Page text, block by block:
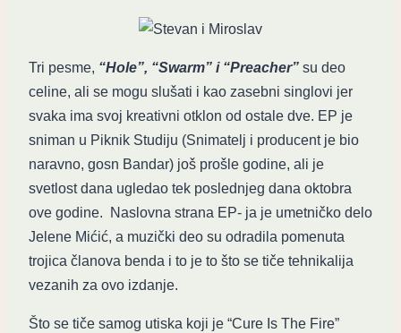
Tri pesme, “Hole”, “Swarm” i “Preacher” su deo
celine, ali se mogu slušati i kao zasebni singlovi jer
svaka ima svoj kreativni otklon od ostale dve. EP je
sniman u Piknik Studiju (Snimatelj i producent je bio
naravno, gosn Bandar) još prošle godine, ali je
svetlost dana ugledao tek poslednjeg dana oktobra
ove godine. Naslovna strana EP- ja je umetničko delo
Jelene Mićić, a muzički deo su odradila pomenuta
trojica članova benda i to je to što se tiče tehnikalija
vezanih za ovo izdanje.
Što se tiče samog utiska koji je “Cure Is The Fire”